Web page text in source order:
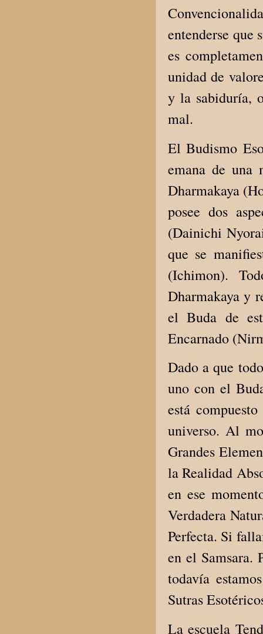
entenderse que
es
unidad de
y la sabiduría,
mal.
El Budismo
emana de una
Dharmakaya
posee dos
(Dainichi
que se
(Ichimon).
Dharmakaya y
el Buda de
Encarnado
Dado a que
uno con el
está
universo. Al
Grandes
la Realidad
en ese
Verdadera
Perfecta. Si
en el Samsara.
todavía
Sutras
La escuela